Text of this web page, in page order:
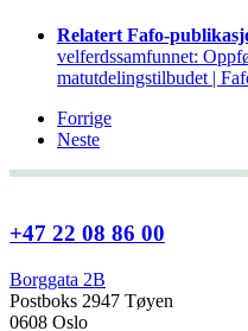
Relatert Fafo-
velferdssamfunnet:
matutdelingstilbudet |
Forrige
Neste
+47 22 08 86 00
Borggata 2B
Postboks 2947 Tøyen
0608 Oslo